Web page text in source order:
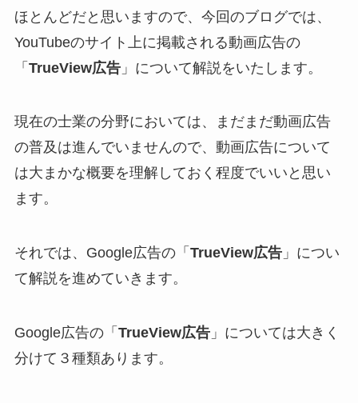
ほとんどだと思いますので、今回のブログでは、
YouTubeのサイト上に掲載される動画広告の
「 TrueView広告」について解説をいたします。
現在の士業の分野においては、まだまだ動画広告
の普及は進んでいませんので、動画広告について
は大まかな概要を理解しておく程度でいいと思い
ます。
それでは、Google広告の「 TrueView広告」につい
て解説を進めていきます。
Google広告の「 TrueView広告」については大きく
分けて３種類あります。